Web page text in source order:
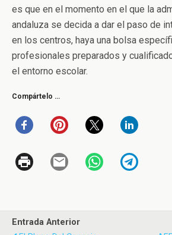
es que en el momento en el que la
andaluza se decida a dar el paso de
en los centros, haya una bolsa
profesionales preparados y
el entorno escolar.
Compártelo …
Entrada Anterior